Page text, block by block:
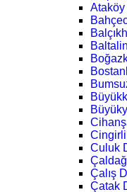
Ataköy
Cingirli
Culuk
Çalış
Çatak